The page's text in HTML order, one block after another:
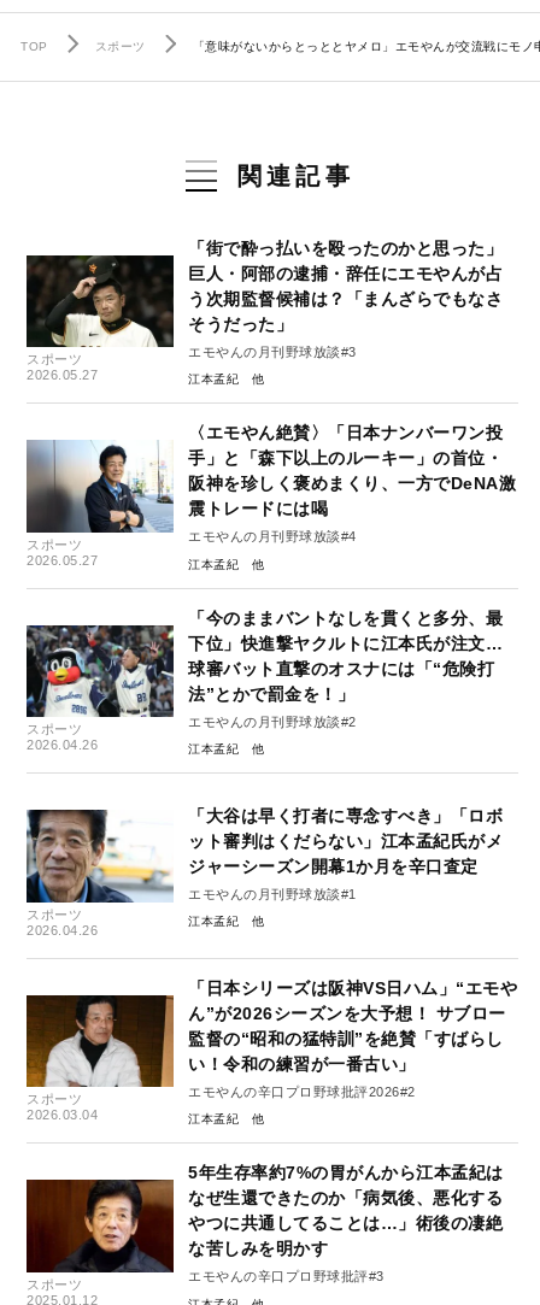
TOP スポーツ 「意味がないからとっととヤメロ」エモやんが交流戦にモ
関連記事
スポーツ
2026.05.27
「街で酔っ払いを殴ったのかと思った」
巨人・阿部の逮捕・辞任にエモやんが占
う次期監督候補は？「まんざらでもなさ
そうだった」
エモやんの月刊野球放談#3
江本孟紀
スポーツ
2026.05.27
〈エモやん絶賛〉「日本ナンバーワン投
手」と「森下以上のルーキー」の首位・
阪神を珍しく褒めまくり、一方でDeNA激
震トレードには喝
エモやんの月刊野球放談#4
江本孟紀
スポーツ
2026.04.26
「今のままバントなしを貫くと多分、最
下位」快進撃ヤクルトに江本氏が注文…
球審バット直撃のオスナには「“危険打
法”とかで罰金を！」
エモやんの月刊野球放談#2
江本孟紀
スポーツ
2026.04.26
「大谷は早く打者に専念すべき」「ロボ
ット審判はくだらない」江本孟紀氏がメ
ジャーシーズン開幕1か月を辛口査定
エモやんの月刊野球放談#1
江本孟紀
スポーツ
2026.03.04
「日本シリーズは阪神VS日ハム」“エモや
ん”が2026シーズンを大予想！ サブロー
監督の“昭和の猛特訓”を絶賛「すばらし
い！令和の練習が一番古い」
エモやんの辛口プロ野球批評2026#2
江本孟紀
スポーツ
2025.01.12
5年生存率約7%の胃がんから江本孟紀は
なぜ生還できたのか「病気後、悪化する
やつに共通してることは…」術後の凄絶
な苦しみを明かす
エモやんの辛口プロ野球批評#3